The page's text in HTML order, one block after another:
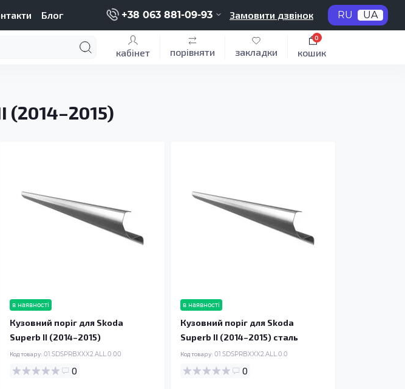
Блог +38 063 881-09-93 Замовити дзвінок RU UA
кабінет порівняти закладки кошик
0
(2014–2015)
в наявності
Кузовний поріг для Skoda
Superb II (2014–2015)
Код товару: 01.SDSPRBXXX2.ALL.0.00
0
в наявності
Кузовний поріг для Skoda
Superb II (2014–2015) сталь
Код товару: 01.SDSPRBXXX2.ALL.0.0
0